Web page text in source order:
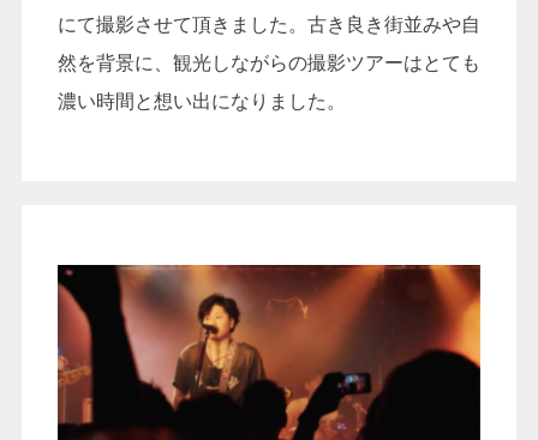
前撮りの衣装について
島根県のロケーションに
会社概要 プライバシーポリシー
にて撮影させて頂きました。古き良き街並みや自
然を背景に、観光しながらの撮影ツアーはとても
濃い時間と想い出になりました。